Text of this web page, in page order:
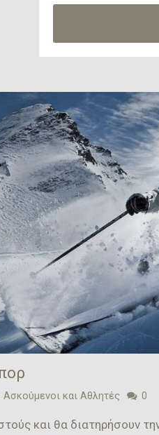
Ασκούμενοι και Αθλητές 0
και θα διατηρήσουν